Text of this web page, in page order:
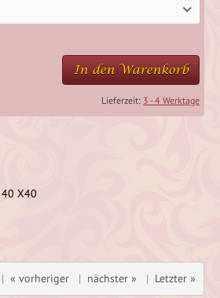
In den Warenkorb
Lieferzeit: 3 - 4 Werktage
X40
| « vorheriger | nächster » | Letzter »